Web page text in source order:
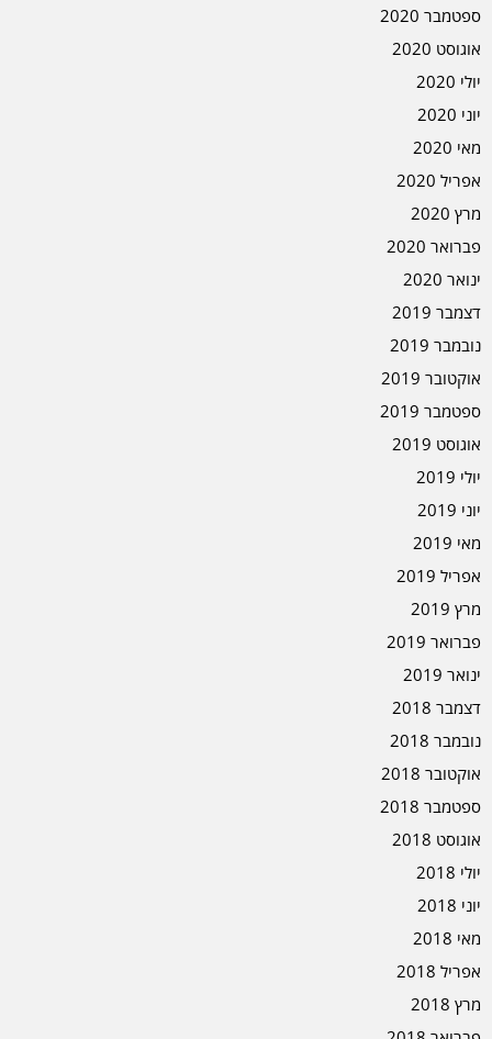
ספטמבר 2020
אוגוסט 2020
יולי 2020
יוני 2020
מאי 2020
אפריל 2020
מרץ 2020
פברואר 2020
ינואר 2020
דצמבר 2019
נובמבר 2019
אוקטובר 2019
ספטמבר 2019
אוגוסט 2019
יולי 2019
יוני 2019
מאי 2019
אפריל 2019
מרץ 2019
פברואר 2019
ינואר 2019
דצמבר 2018
נובמבר 2018
אוקטובר 2018
ספטמבר 2018
אוגוסט 2018
יולי 2018
יוני 2018
מאי 2018
אפריל 2018
מרץ 2018